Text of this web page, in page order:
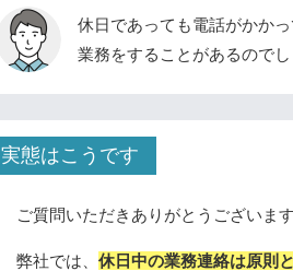
休日であっても電話がかか
業務をすることがあるのでし
実態はこうです
ご質問いただきありがとうございます
弊社では、 休日中の業務連絡は原則